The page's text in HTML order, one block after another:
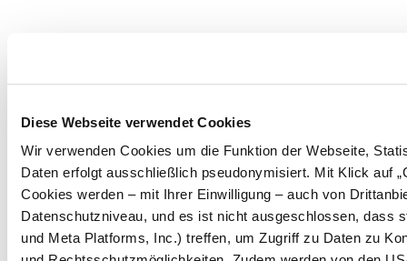
Diese Webseite verwendet Cookies
Wir verwenden Cookies um die Funktion der Webseite,
Daten erfolgt ausschließlich pseudonymisiert. Mit Klick auf
Cookies werden – mit Ihrer Einwilligung – auch von
Datenschutzniveau, und es ist nicht ausgeschlossen, dass
und Meta Platforms, Inc.) treffen, um Zugriff zu Daten zu